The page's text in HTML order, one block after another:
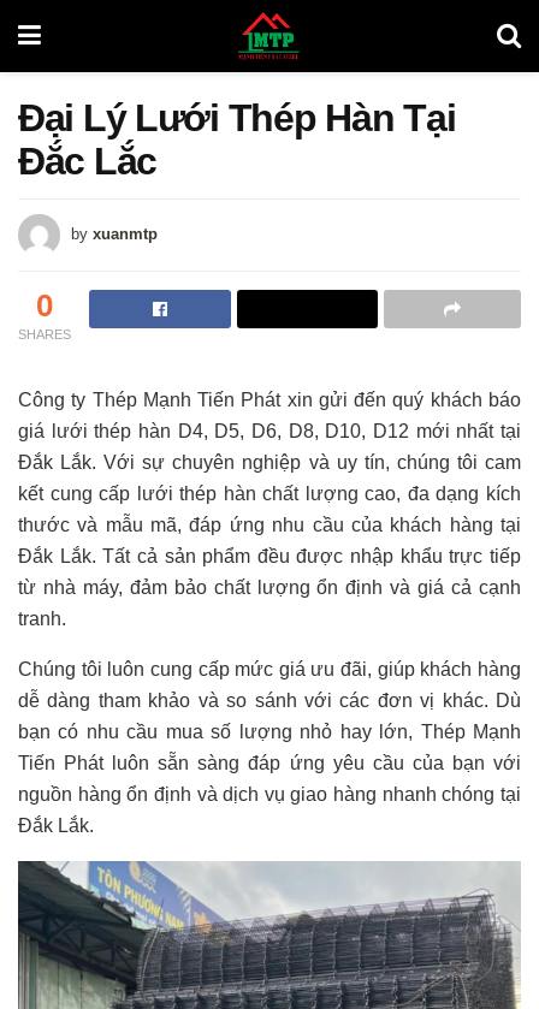
Đại Lý Lưới Thép Hàn Tại
Đắc Lắc
by xuanmtp
0
SHARES
Công ty Thép Mạnh Tiến Phát xin gửi đến quý khách báo
giá lưới thép hàn D4, D5, D6, D8, D10, D12 mới nhất tại
Đắk Lắk. Với sự chuyên nghiệp và uy tín, chúng tôi cam
kết cung cấp lưới thép hàn chất lượng cao, đa dạng kích
thước và mẫu mã, đáp ứng nhu cầu của khách hàng tại
Đắk Lắk. Tất cả sản phẩm đều được nhập khẩu trực tiếp
từ nhà máy, đảm bảo chất lượng ổn định và giá cả cạnh
tranh.
Chúng tôi luôn cung cấp mức giá ưu đãi, giúp khách hàng
dễ dàng tham khảo và so sánh với các đơn vị khác. Dù
bạn có nhu cầu mua số lượng nhỏ hay lớn, Thép Mạnh
Tiến Phát luôn sẵn sàng đáp ứng yêu cầu của bạn với
nguồn hàng ổn định và dịch vụ giao hàng nhanh chóng tại
Đắk Lắk.